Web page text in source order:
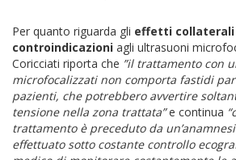
Per quanto riguarda gli effetti collaterali
controindicazioni agli ultrasuoni
Coricciati riporta che ”il trattamento con
microfocalizzati non comporta fastidi
pazienti, che potrebbero avvertire
tensione nella zona trattata”e continua
trattamento è preceduto da
effettuato sotto costante controllo